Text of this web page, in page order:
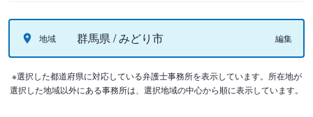
地域 群馬県 / みどり市 編集
※選択した都道府県に対応している弁護士事務所を表示しています。所在地が
選択した地域以外にある事務所は、選択地域の中心から順に表示しています。